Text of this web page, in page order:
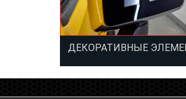
ДЕКОРАТИВНЫЕ